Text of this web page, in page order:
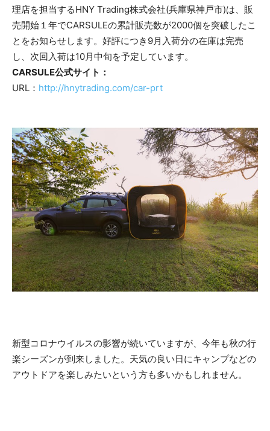
理店を担当するHNY Trading株式会社(兵庫県神戸市)は、販
売開始１年でCARSULEの累計販売数が2000個を突破したこ
とをお知らせします。好評につき9月入荷分の在庫は完売
し、次回入荷は10月中旬を予定しています。
CARSULE公式サイト：
URL： http://hnytrading.com/car-prt
新型コロナウイルスの影響が続いていますが、今年も秋の行
楽シーズンが到来しました。天気の良い日にキャンプなどの
アウトドアを楽しみたいという方も多いかもしれません。